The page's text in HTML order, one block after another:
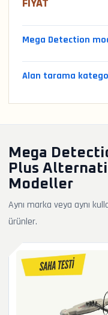
FIYAT
Mega Detection
Alan tarama
Mega
Plus
Modeller
Aynı marka veya aynı
ürünler.